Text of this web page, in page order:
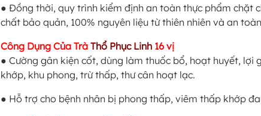
● Đồng thời, quy trình kiểm định an toàn thực phẩm chặt
chất bảo quản, 100% nguyên liệu từ thiên nhiên và an
Công Dụng Của Trà Thổ Phục Linh 16 vị
● Cường gân kiện cốt, dùng làm thuốc bổ, hoạt huyết, lợi
khớp, khu phong, trừ thấp, thư cân hoạt lạc.
● Hỗ trợ cho bệnh nhân bị phong thấp, viêm thấp khớp